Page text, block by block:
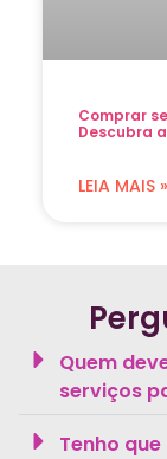
Comprar
Descubra
LEIA MAIS »
Quem
serviços
Tenho